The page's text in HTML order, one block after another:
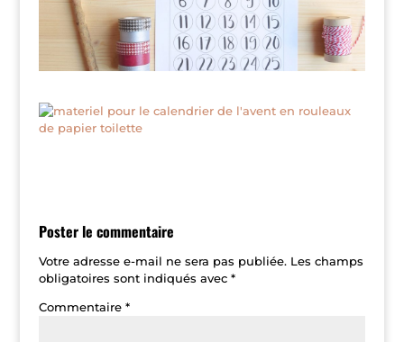
Poster le commentaire
Votre adresse e-mail ne sera pas publiée. Les champs
obligatoires sont indiqués avec *
Commentaire *